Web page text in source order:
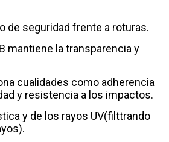
de seguridad frente a roturas.
mantiene la transparencia y
cualidades como adherencia
y resistencia a los impactos.
y de los rayos UV(filttrando